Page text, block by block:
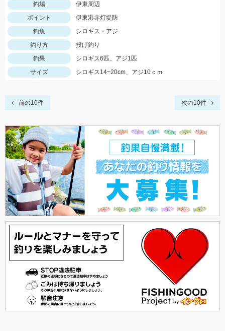
釣場
伊東周辺
ポイント
伊東港赤灯堤防
釣魚
シロギス・アジ
釣り方
投げ釣り
釣果
シロギス6匹、アジ1匹
サイズ
シロギス14~20cm、アジ10ｃｍ
前の10件 次の10件